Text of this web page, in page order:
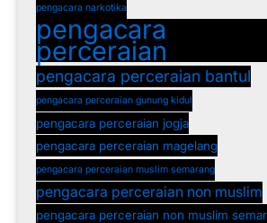
pengacara narkotika
pengacara
perceraian
pengacara perceraian bantul
pengacara perceraian gunung kidul
pengacara perceraian jogja
pengacara perceraian magelang
pengacara perceraian muslim semarang
pengacara perceraian non muslim
pengacara perceraian non muslim